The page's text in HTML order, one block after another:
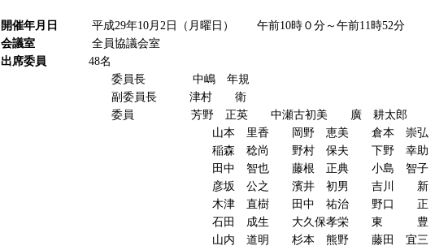
開催年月日
平成29年10月2日（月曜日） 午前10時０分～午前11時52分
会議室 全員協議会室
出席委員 48名
委員長 中嶋 年規
副委員長 津村 衛
委員 芳野 正英 中瀬古初美 廣 耕太郎
山本 里香 岡野 恵美 倉本 崇弘
稲森 稔尚 野村 保夫 下野 幸助
田中 智也 藤根 正典 小島 智子
彦坂 公之 濱井 初男 吉川 新
木津 直樹 田中 祐治 野口 正
石田 成生 大久保孝栄 東 豊
山内 道明 杉本 熊野 藤田 宜三